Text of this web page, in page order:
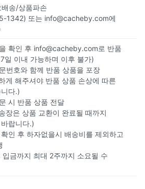
송/상품파손
1342) 또는 info@cacheby.com에
확인 후 info@cacheby.com로 반품
일 이내 가능하며 이후 불가)
번호와 함께 반품 상품을 포장
게 해주셔야 반품 상품 손상에 따른
다.)
시 반품 상품 전달
장은 상품 교환이 완료될 때까지
랍니다.)
인 후 하자없을시 배송비를 제외하고
입금까지 최대 2주까지 소요될 수